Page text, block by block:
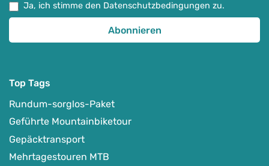
Ja, ich stimme den Datenschutzbedingungen zu.
Top Tags
Rundum-sorglos-Paket
Geführte Mountainbiketour
Gepäcktransport
Mehrtagestouren MTB